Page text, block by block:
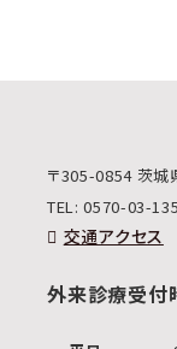
〒305-0854 茨城
TEL:0570-03-
交通アクセス
外来診療受付